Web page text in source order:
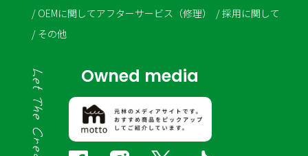
OEMに関してアフターサービス（修理）
採用に関して
その他
Owned media